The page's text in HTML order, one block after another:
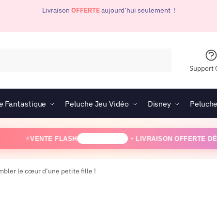
Livraison OFFERTEaujourd’hui seulement !
Support
Fantastique Peluche Jeu Vidéo Disney
FLASH OFFRE LIMITÉE LIVRAISON OFFERTE DÈS 30 €
le cœur d’une petite fille !